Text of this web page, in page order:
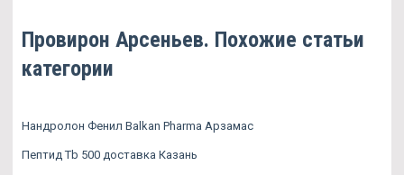
Провирон Арсеньев. Похожие статьи
категории
Нандролон Фенил Balkan Pharma Арзамас
Пептид Tb 500 доставка Казань